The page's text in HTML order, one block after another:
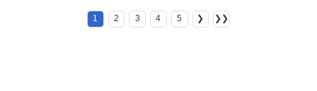
1 2 3 4 5 ❯ ❯❯